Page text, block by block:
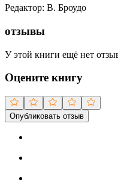
Редактор: В. Броудо
отзывы
У этой книги ещё нет
Оцените книгу
Опубликовать отзыв